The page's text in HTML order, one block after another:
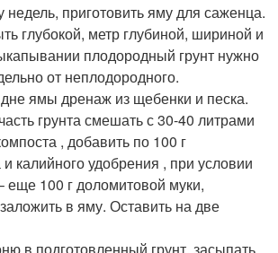
недель, приготовить яму для саженца.
глубокой, метр глубиной, шириной и
плодородный грунт нужно
от неплодородного.
ямы дренаж из щебенки и песка.
грунта смешать с 30-40 литрами
, добавить по 100 г
калийного удобрения , при условии
еще 100 г доломитовой муки,
в яму. Оставить на две
в подготовленный грунт, засыпать